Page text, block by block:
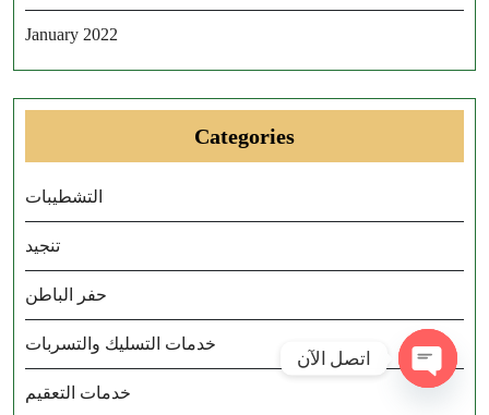
January 2022
Categories
التشطيبات
تنجيد
حفر الباطن
خدمات التسليك والتسربات
خدمات التعقيم
اتصل الآن
Open